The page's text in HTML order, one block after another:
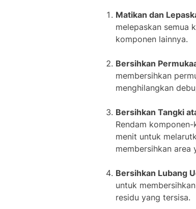
Matikan dan
melepaskan semua
komponen lainnya.
Bersihkan
membersihkan
menghilangkan
Bersihkan Tangki
Rendam
menit untuk
membersihkan area
Bersihkan Lubang
untuk
residu yang tersisa.